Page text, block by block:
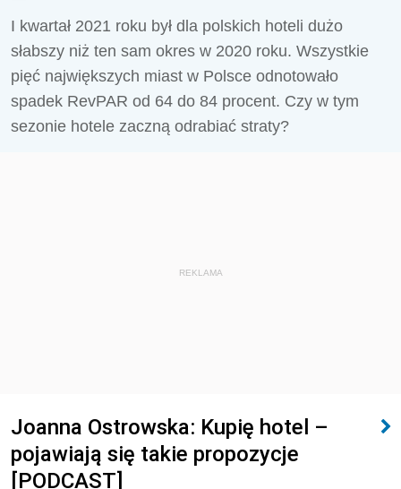
I kwartał 2021 roku był dla polskich hoteli dużo
słabszy niż ten sam okres w 2020 roku. Wszystkie
pięć największych miast w Polsce odnotowało
spadek RevPAR od 64 do 84 procent. Czy w tym
sezonie hotele zaczną odrabiać straty?
REKLAMA
Joanna Ostrowska: Kupię hotel –
pojawiają się takie propozycje
[PODCAST]